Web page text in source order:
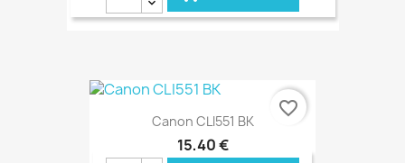
Canon CLI551 BK
15,40 €
favorite_border